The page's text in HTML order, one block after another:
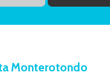
Monterotondo